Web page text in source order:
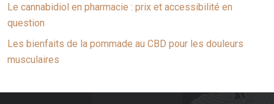
Le cannabidiol en pharmacie : prix et accessibilité en
question
Les bienfaits de la pommade au CBD pour les douleurs
musculaires